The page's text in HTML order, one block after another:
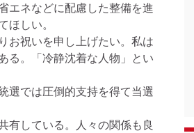
エネなどに配慮した整備を進
ほしい。
お祝いを申し上げたい。私は
る。「冷静沈着な人物」とい
選では圧倒的支持を得て当選
有している。人々の関係も良